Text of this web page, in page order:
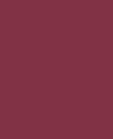
logiciels sous
Gnome, il détecte
à jour sa liste de
d'iTunes.
à utiliser qui peut
sous Linux.